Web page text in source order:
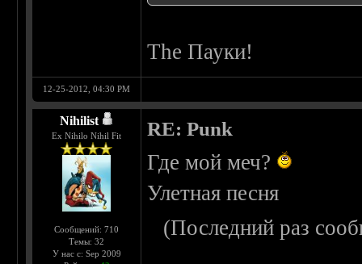
The Пауки!
12-25-2012, 04:30 PM
Nihilist
Ex Nihilo Nihil Fit
Сообщений: 710
Темы: 32
У нас с: Sep 2009
RE: Punk
Где мой меч?
Улетная песня
(Последний раз